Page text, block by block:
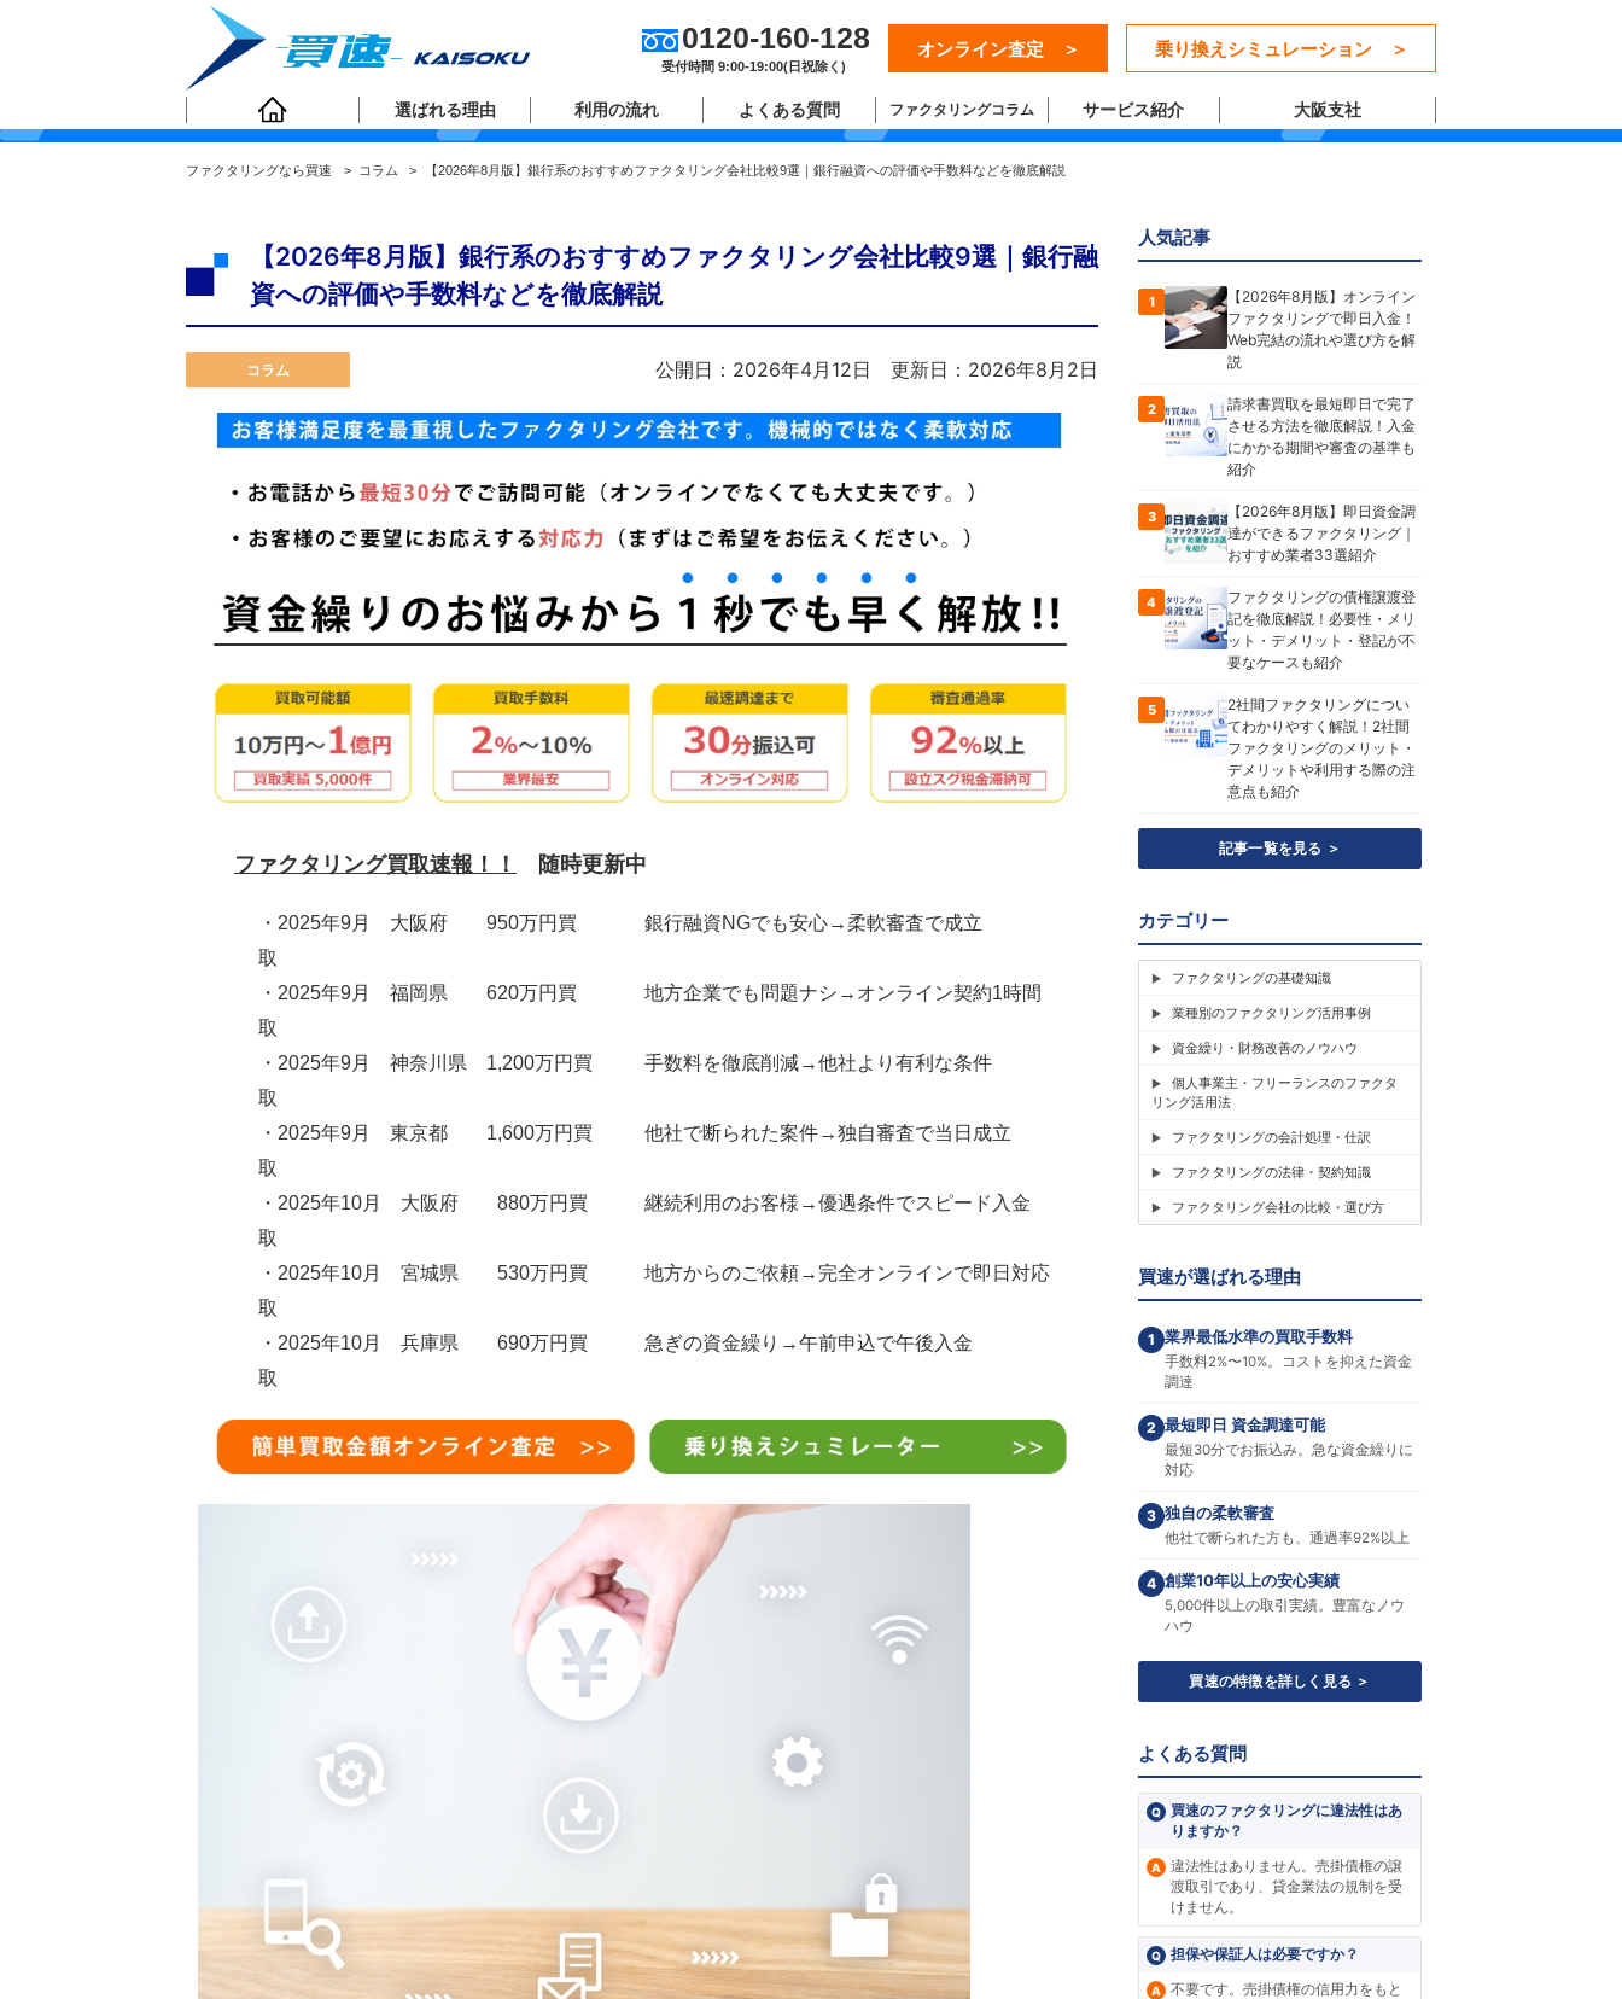
0120-160-128
受付時間 9:00-19:00(日祝除く)
オンライン査定 ＞ 乗り換えシミュレーション ＞
選ばれる理由 利用の流れ よくある質問 ファクタリングコラム サービス紹介 大阪支社
ファクタリングコラム
ファクタリングなら買速 > コラム > 【2026年8月版】銀行系のおすすめファクタリング会社比較9選｜銀行融資への評価や手数料などを徹底解説
【2026年8月版】銀行系のおすすめファクタリング会社比較9選｜銀行融
資への評価や手数料などを徹底解説
コラム 公開日：2026年4月12日 更新日：2026年8月2日
ファクタリング買取速報！！ 随時更新中
・2025年9月 大阪府 950万円買
取
銀行融資NGでも安心→柔軟審査で成立
・2025年9月 福岡県 620万円買
取
地方企業でも問題ナシ→オンライン契約1時間
・2025年9月 神奈川県 1,200万円買
取
手数料を徹底削減→他社より有利な条件
・2025年9月 東京都 1,600万円買
取
他社で断られた案件→独自審査で当日成立
・2025年10月 大阪府 880万円買
取
継続利用のお客様→優遇条件でスピード入金
・2025年10月 宮城県 530万円買
取
地方からのご依頼→完全オンラインで即日対応
・2025年10月 兵庫県 690万円買
取
急ぎの資金繰り→午前申込で午後入金
人気記事
1
【2026年8月版】オンライン
ファクタリングで即日入金！
Web完結の流れや選び方を解
説
2
請求書買取を最短即日で完了
させる方法を徹底解説！入金
にかかる期間や審査の基準も
紹介
3
【2026年8月版】即日資金調
達ができるファクタリング｜
おすすめ業者33選紹介
4
ファクタリングの債権譲渡登
記を徹底解説！必要性・メリ
ット・デメリット・登記が不
要なケースも紹介
5
2社間ファクタリングについ
てわかりやすく解説！2社間
ファクタリングのメリット・
デメリットや利用する際の注
意点も紹介
記事一覧を見る ＞
カテゴリー
ファクタリングの基礎知識
業種別のファクタリング活用事例
資金繰り・財務改善のノウハウ
個人事業主・フリーランスのファクタ
リング活用法
ファクタリングの会計処理・仕訳
ファクタリングの法律・契約知識
ファクタリング会社の比較・選び方
買速が選ばれる理由
1 業界最低水準の買取手数料
手数料2%〜10%。コストを抑えた資金
調達
2 最短即日 資金調達可能
最短30分でお振込み。急な資金繰りに
対応
3 独自の柔軟審査
他社で断られた方も、通過率92%以上
4 創業10年以上の安心実績
5,000件以上の取引実績。豊富なノウ
ハウ
買速の特徴を詳しく見る ＞
よくある質問
買速のファクタリングに違法性はあ
りますか？
違法性はありません。売掛債権の譲
渡取引であり、貸金業法の規制を受
けません。
担保や保証人は必要ですか？
不要です。売掛債権の信用力をもと